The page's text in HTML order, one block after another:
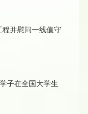
并慰问一线值守
子在全国大学生